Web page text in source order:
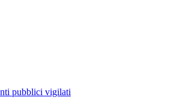
pubblici vigilati